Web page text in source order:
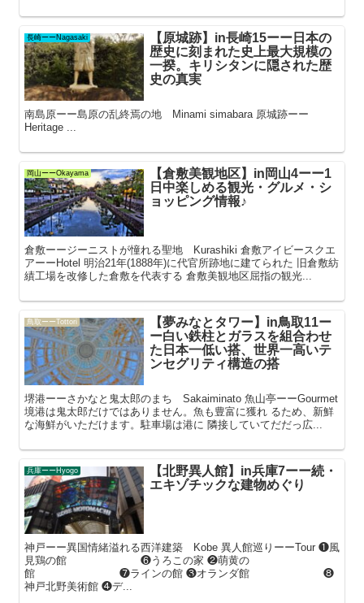
長崎ーーNagasaki
【原城跡】in長崎15ーー日本の
歴史に刻まれた史上最大規模の
一揆。キリシタンに隠された歴
史の真実
南島原ーー島原の乱終焉の地 Minami simabara 原城跡ーー
Heritage ...
岡山ーーOkayama
【倉敷美観地区】in岡山4ーー1
日中楽しめる観光・グルメ・シ
ョッピング情報♪
倉敷ーージーニストが憧れる聖地 Kurashiki 倉敷アイビースクエ
アーーHotel 明治21年(1888年)に代官所跡地に建てられた 旧倉敷紡
績工場を改修した倉敷を代表する 倉敷美観地区屈指の観光...
鳥取ーーTottori
【夢みなとタワー】in鳥取11ー
ー白い鉄柱とガラスを組合わせ
た日本一低い搭、世界一高いテ
ンセグリティ構造の搭
堺港ーーさかなと鬼太郎のまち Sakaiminato 魚山亭ーーGourmet
境港は鬼太郎だけではありません。魚も豊富に獲れ るため、新鮮
な海鮮がいただけます。駐車場は港に 隣接していてだだっ広...
兵庫ーーHyogo
【北野異人館】in兵庫7ーー続・
エキゾチックな建物めぐり
神戸ーー異国情緒溢れる西洋建築 Kobe 異人館巡りーーTour ❶風
見鶏の館 ❻うろこの家 ❷萌黄の
館 ❼ラインの館 ❸オランダ館 ❽
神戸北野美術館 ❹デ...